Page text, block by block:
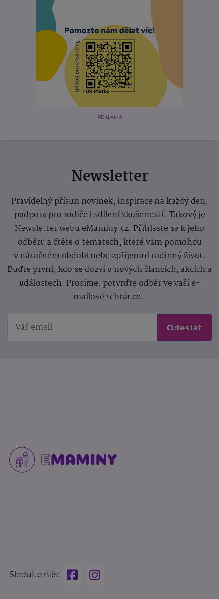
REKLAMA
Newsletter
Pravidelný přísun novinek, inspirace na každý den,
podpora pro rodiče i sdílení zkušeností. Takový je
Newsletter webu eMaminy.cz. Přihlaste se k jeho
odběru a čtěte o tématech, které vám pomohou
v náročném období nebo zpříjemní rodinný život.
Buďte první, kdo se dozví o nových článcích, akcích a
událostech. Prosíme, potvrďte odběr ve vaší e-
mailové schránce.
Odeslat
Sledujte nás: